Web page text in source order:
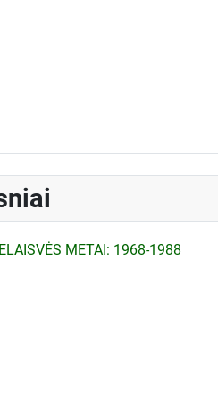
METAI: 1968-1988